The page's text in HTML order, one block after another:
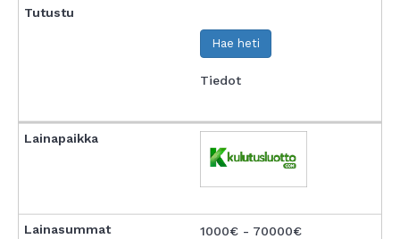
Hae heti
Tiedot
1000€ - 70000€